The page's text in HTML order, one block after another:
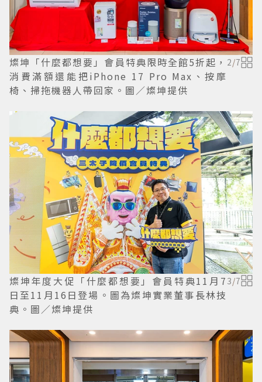
燦坤「什麼都想要」會員特典限時全館5折起，
消費滿額還能把iPhone 17 Pro Max、按摩
椅、掃拖機器人帶回家。圖／燦坤提供
2/7
燦坤年度大促「什麼都想要」會員特典11月7
日至11月16日登場。圖為燦坤實業董事長林技
典。圖／燦坤提供
3/7